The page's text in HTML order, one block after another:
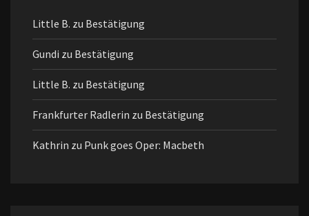
Little B. zu Bestätigung
Gundi zu Bestätigung
Little B. zu Bestätigung
Frankfurter Radlerin zu Bestätigung
Kathrin zu Punk goes Oper: Macbeth